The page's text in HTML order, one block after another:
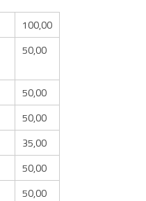
100,00
50,00
50,00
50,00
35,00
50,00
50,00